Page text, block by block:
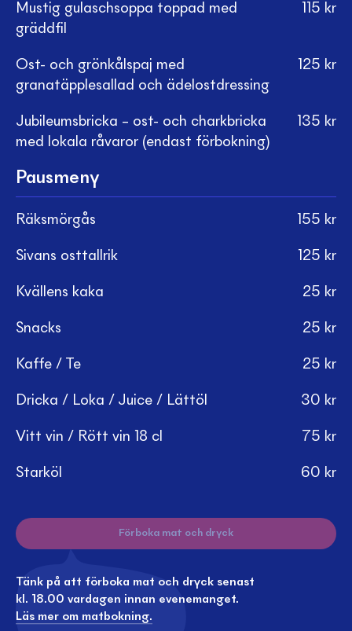
Mustig gulaschsoppa toppad med
gräddfil
115 kr
Ost- och grönkålspaj med
granatäpplesallad och ädelostdressing
125 kr
Jubileumsbricka – ost- och charkbricka
med lokala råvaror (endast förbokning)
135 kr
Pausmeny
Räksmörgås 155 kr
Sivans osttallrik 125 kr
Kvällens kaka 25 kr
Snacks 25 kr
Kaffe / Te 25 kr
Dricka / Loka / Juice / Lättöl 30 kr
Vitt vin / Rött vin 18 cl 75 kr
Starköl 60 kr
Förboka mat och dryck
Tänk på att förboka mat och dryck senast
kl. 18.00 vardagen innan evenemanget.
Läs mer om matbokning.